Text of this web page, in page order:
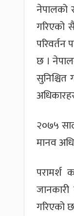
नेपालको
गरिएको
छ ।
२०७५
मानव
परामर्श
गरिएको